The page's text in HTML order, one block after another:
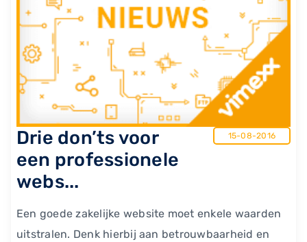
​Drie don’ts voor
een professionele
webs...
15-08-2016
Een goede zakelijke website moet enkele waarden
uitstralen. Denk hierbij aan betrouwbaarheid en